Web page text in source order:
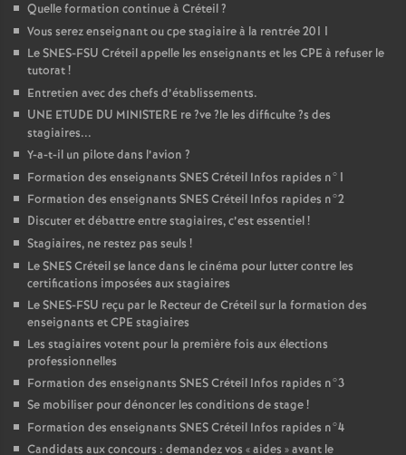
Quelle formation continue à Créteil?
Vous serez enseignant ou cpe stagiaire à la rentrée 2011
LeSNES-FSU Créteil appelle les enseignants et les CPE à refuser le
tutorat!
Entretien avec des chefs d’établissements.
UNE ETUDE DU MINISTERE re?ve?le les difficulte?s des
stagiaires...
Y-a-t-il un pilote dans l’avion ?
Formation des enseignants SNESCréteil Infos rapides n°1
Formation des enseignants SNESCréteil Infos rapides n°2
Discuter et débattre entre stagiaires, c’est essentiel!
Stagiaires, ne restez pas seuls !
LeSNESCréteil se lance dans le cinéma pour lutter contre les
certifications imposées aux stagiaires
LeSNES-FSU reçu par le Recteur de Créteil sur la formation des
enseignants etCPE stagiaires
Les stagiaires votent pour la première fois aux élections
professionnelles
Formation des enseignants SNESCréteil Infos rapides n°3
Se mobiliser pour dénoncer les conditions de stage!
Formation des enseignants SNESCréteil Infos rapides n°4
Candidats aux concours : demandez vos «aides » avant le